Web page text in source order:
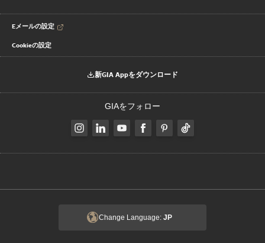
Eメールの設定
Cookieの設定
新GIA Appをダウンロード
GIAをフォロー
Change Language: JP